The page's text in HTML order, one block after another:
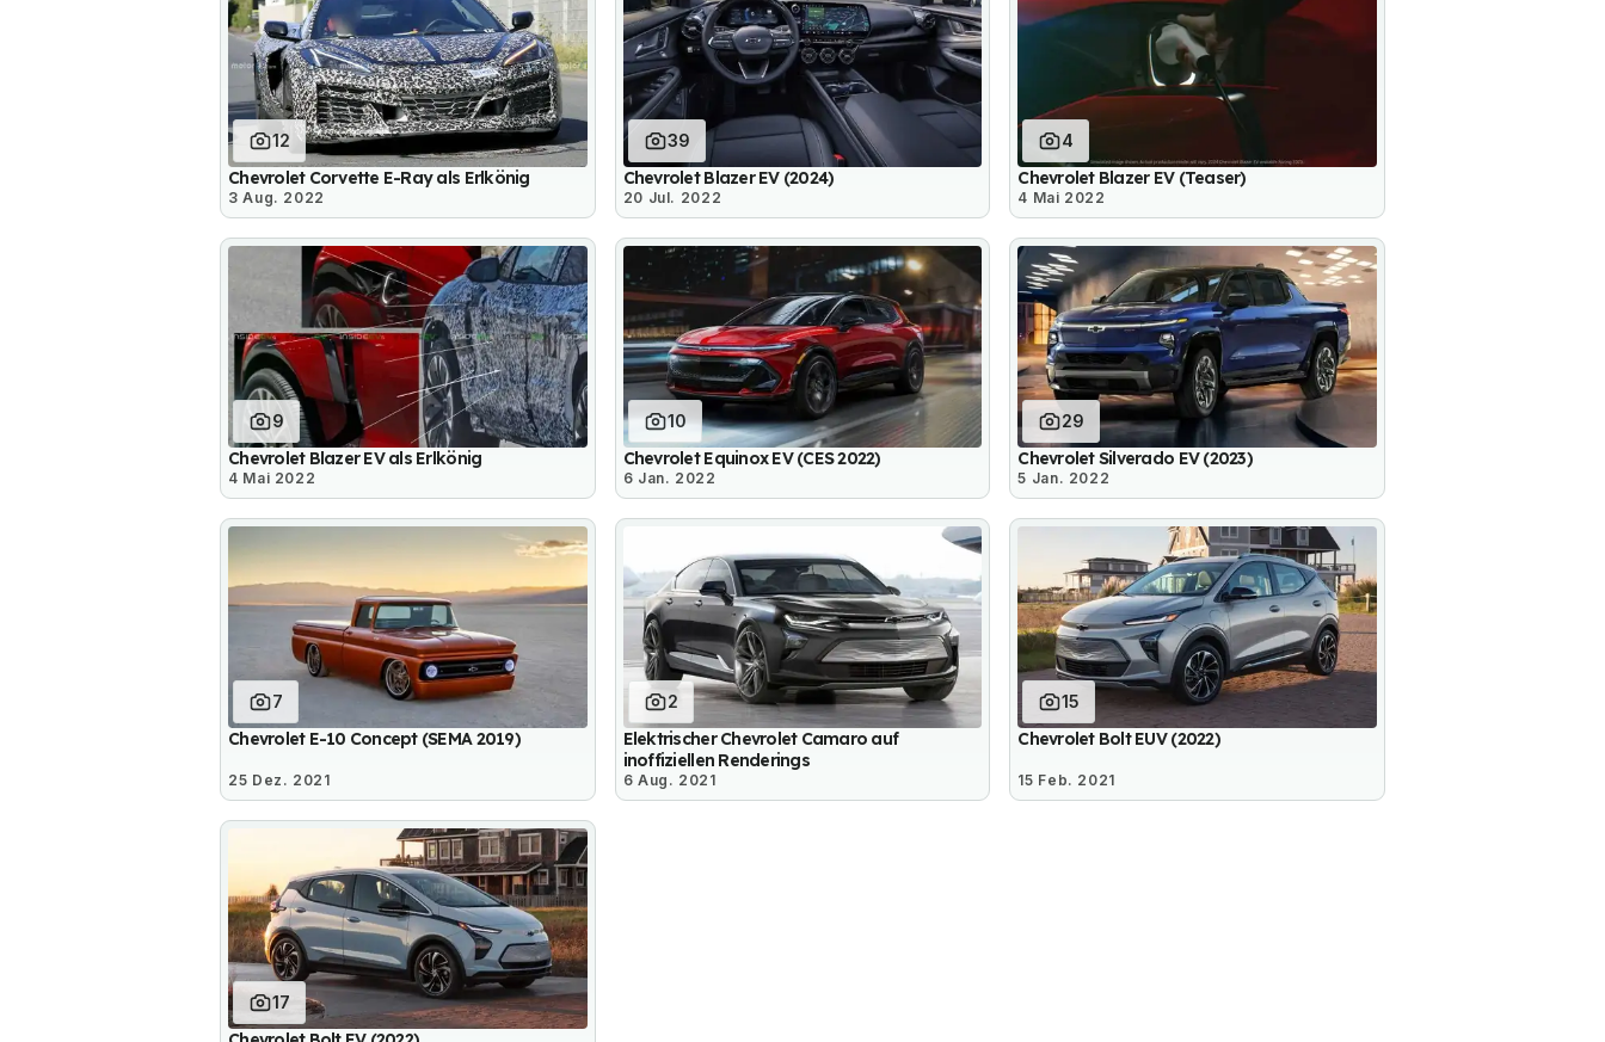
12
Chevrolet Corvette E-Ray als Erlkönig
3 Aug. 2022
39
Chevrolet Blazer EV (2024)
20 Jul. 2022
4
Chevrolet Blazer EV (Teaser)
4 Mai 2022
9
Chevrolet Blazer EV als Erlkönig
4 Mai 2022
10
Chevrolet Equinox EV (CES 2022)
6 Jan. 2022
29
Chevrolet Silverado EV (2023)
5 Jan. 2022
7
Chevrolet E-10 Concept (SEMA 2019)
25 Dez. 2021
2
Elektrischer Chevrolet Camaro auf
inoffiziellen Renderings
6 Aug. 2021
15
Chevrolet Bolt EUV (2022)
15 Feb. 2021
17